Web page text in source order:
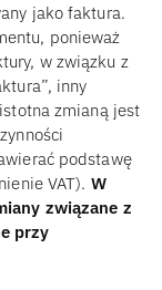
jako faktura.
ponieważ
w związku z
inny
zmianą jest
podstawę
VAT). W
związane z
przy